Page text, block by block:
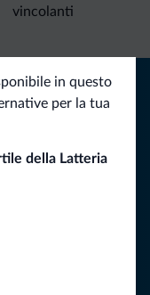
in questo
per la tua
della Latteria
vincolanti
e news per la tua